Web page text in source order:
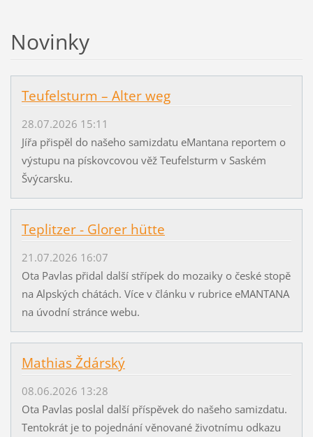
Novinky
Teufelsturm – Alter weg
28.07.2026 15:11
Jířa přispěl do našeho samizdatu eMantana reportem o
výstupu na pískovcovou věž Teufelsturm v Saském
Švýcarsku.
Teplitzer - Glorer hütte
21.07.2026 16:07
Ota Pavlas přidal další střípek do mozaiky o české stopě
na Alpských chátách. Více v článku v rubrice eMANTANA
na úvodní stránce webu.
Mathias Ždárský
08.06.2026 13:28
Ota Pavlas poslal další příspěvek do našeho samizdatu.
Tentokrát je to pojednání věnované životnímu odkazu